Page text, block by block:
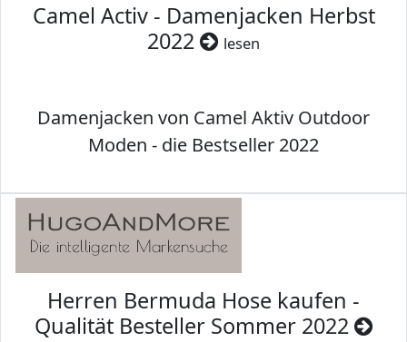
Camel Activ - Damenjacken Herbst
2022
lesen
Damenjacken von Camel Aktiv Outdoor
Moden - die Bestseller 2022
Herren Bermuda Hose kaufen -
Qualität Besteller Sommer 2022